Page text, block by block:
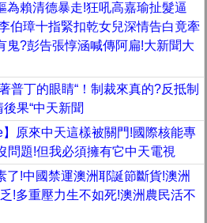
為賴清德暴走!狂吼高嘉瑜扯髮逼
伯璋十指緊扣乾女兒深情告白竟牽
鬼?彭告張惇涵喊傳阿扁!大新聞大
普丁的眼睛“！制裁來真的?反抵制
果“中天新聞
】原來中天這樣被關門!國際核能專
問題!但我必須擁有它中天電視
了!中國禁運澳洲耶誕節斷貨!澳洲
!多重壓力生不如死!澳洲農民活不